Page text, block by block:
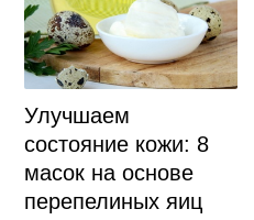
Улучшаем
состояние кожи: 8
масок на основе
перепелиных яиц